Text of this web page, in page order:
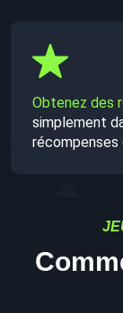
Obtenez des
simplement
récompenses